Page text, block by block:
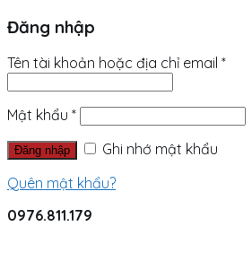
Đăng nhập
Tên tài khoản hoặc địa chỉ email *
Mật khẩu *
Đăng nhập
Ghi nhớ mật khẩu
Quên mật khẩu?
0976.811.179